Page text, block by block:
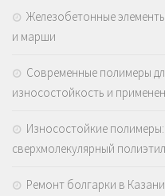
Железобетонные
и марши
Современные полимеры
износостойкость и
Износостойкие
сверхмолекулярный
Ремонт болгарки в